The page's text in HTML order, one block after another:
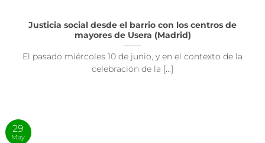
Justicia social desde el barrio con los centros de
mayores de Usera (Madrid)
El pasado miércoles 10 de junio, y en el contexto de la
celebración de la [...]
29
May